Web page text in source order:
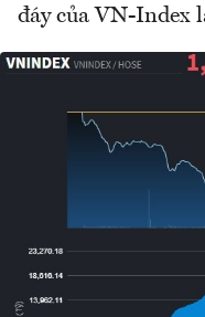
đáy của VN-Index